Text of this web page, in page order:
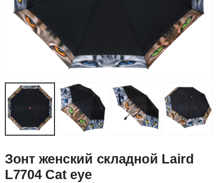
Зонт женский складной Laird
L7704 Cat eye